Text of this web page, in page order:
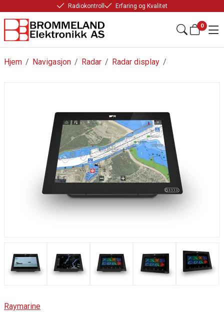
Radiokontroll Erfaring og Kvalitet
0
/
Hjem /
Navigasjon /
Radar /
Radar display
Raymarine